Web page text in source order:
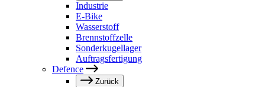
Industrie
E-Bike
Wasserstoff
Brennstoffzelle
Sonderkugellager
Auftragsfertigung
Defence
Zurück